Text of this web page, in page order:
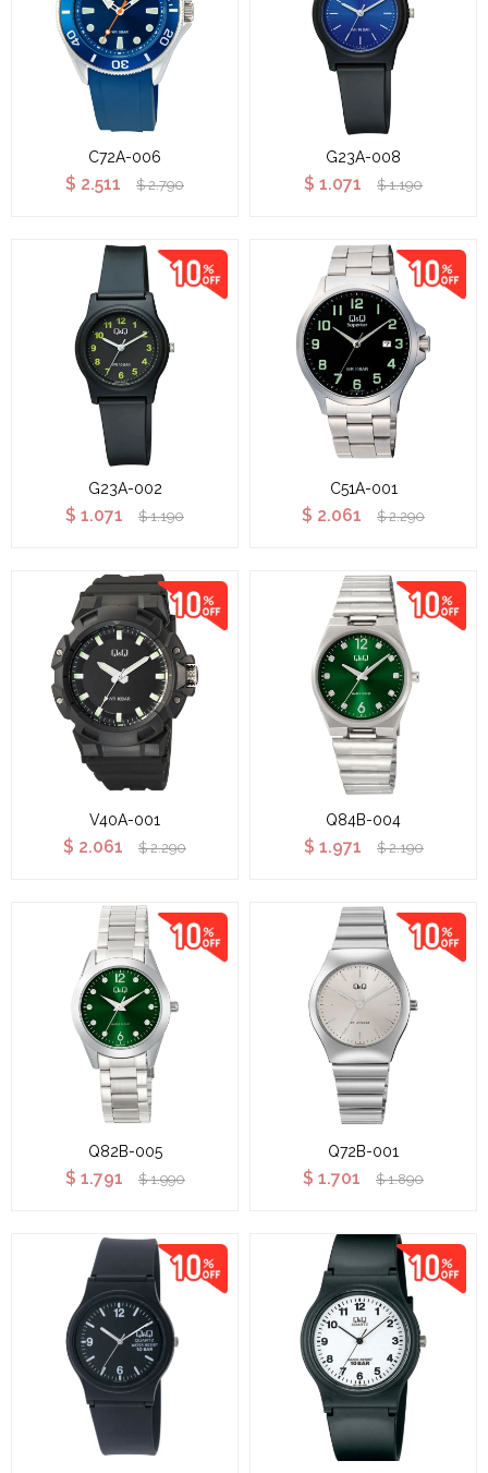
C72A-006
$ 2.511 $ 2.790
G23A-008
$ 1.071 $ 1.190
G23A-002
$ 1.071 $ 1.190
C51A-001
$ 2.061 $ 2.290
V40A-001
$ 2.061 $ 2.290
Q84B-004
$ 1.971 $ 2.190
Q82B-005
$ 1.791 $ 1.990
Q72B-001
$ 1.701 $ 1.890